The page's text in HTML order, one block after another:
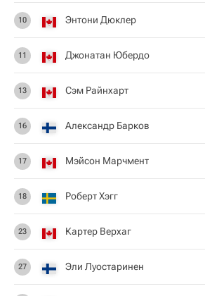
10 Энтони Дюклер
11 Джонатан Юбердо
13 Сэм Райнхарт
16 Александр Барков
17 Мэйсон Марчмент
18 Роберт Хэгг
23 Картер Верхаг
27 Эли Луостаринен